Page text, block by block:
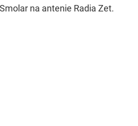
na antenie Radia Zet.